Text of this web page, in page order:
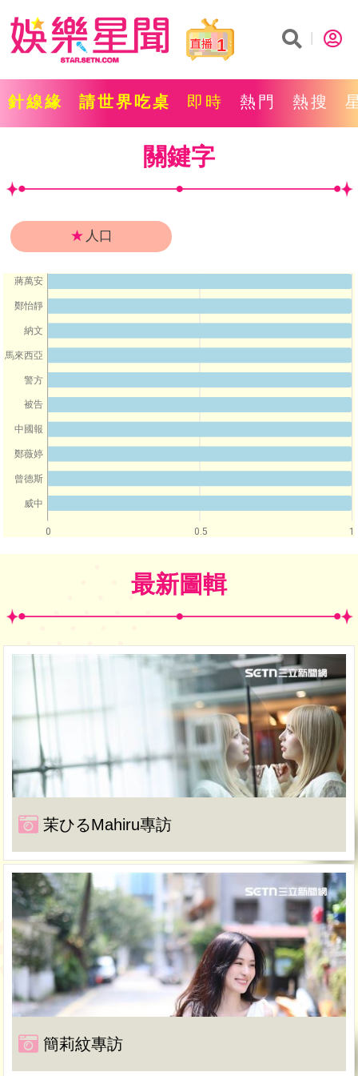
1
針線緣 請世界吃桌 即時 熱門 熱搜
關鍵字
★ 人口
0 0.5 1
蔣萬安
鄭怡靜
納文
馬來西亞
警方
被告
中國報
鄭薇婷
曾德斯
威中
最新圖輯
茉ひるMahiru專訪
簡莉紋專訪